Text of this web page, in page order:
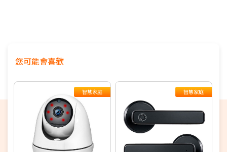
您可能會喜歡
智慧家庭 智慧家庭